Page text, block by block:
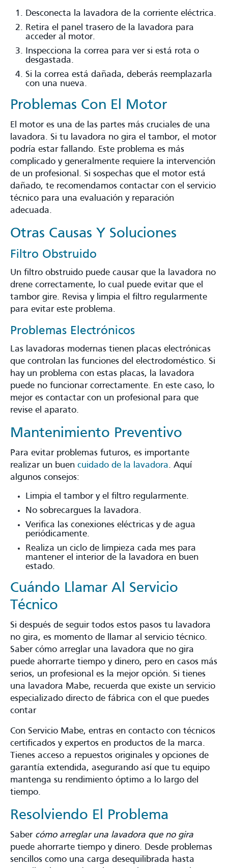
Desconecta la lavadora de la corriente eléctrica.
Retira el panel trasero de la lavadora para
acceder al motor.
Inspecciona la correa para ver si está rota o
desgastada.
Si la correa está dañada, deberás reemplazarla
con una nueva.
Problemas Con El Motor
El motor es una de las partes más cruciales de una
lavadora. Si tu lavadora no gira el tambor, el motor
podría estar fallando. Este problema es más
complicado y generalmente requiere la intervención
de un profesional. Si sospechas que el motor está
dañado, te recomendamos contactar con el servicio
técnico para una evaluación y reparación
adecuada.
Otras Causas Y Soluciones
Filtro Obstruido
Un filtro obstruido puede causar que la lavadora no
drene correctamente, lo cual puede evitar que el
tambor gire. Revisa y limpia el filtro regularmente
para evitar este problema.
Problemas Electrónicos
Las lavadoras modernas tienen placas electrónicas
que controlan las funciones del electrodoméstico. Si
hay un problema con estas placas, la lavadora
puede no funcionar correctamente. En este caso, lo
mejor es contactar con un profesional para que
revise el aparato.
Mantenimiento Preventivo
Para evitar problemas futuros, es importante
realizar un buen cuidado de la lavadora. Aquí
algunos consejos:
Limpia el tambor y el filtro regularmente.
No sobrecargues la lavadora.
Verifica las conexiones eléctricas y de agua
periódicamente.
Realiza un ciclo de limpieza cada mes para
mantener el interior de la lavadora en buen
estado.
Cuándo Llamar Al Servicio
Técnico
Si después de seguir todos estos pasos tu lavadora
no gira, es momento de llamar al servicio técnico.
Saber cómo arreglar una lavadora que no gira
puede ahorrarte tiempo y dinero, pero en casos más
serios, un profesional es la mejor opción. Si tienes
una lavadora Mabe, recuerda que existe un servicio
especializado directo de fábrica con el que puedes
contar
Con Servicio Mabe, entras en contacto con técnicos
certificados y expertos en productos de la marca.
Tienes acceso a repuestos originales y opciones de
garantía extendida, asegurando así que tu equipo
mantenga su rendimiento óptimo a lo largo del
tiempo.
Resolviendo El Problema
Saber cómo arreglar una lavadora que no gira
puede ahorrarte tiempo y dinero. Desde problemas
sencillos como una carga desequilibrada hasta